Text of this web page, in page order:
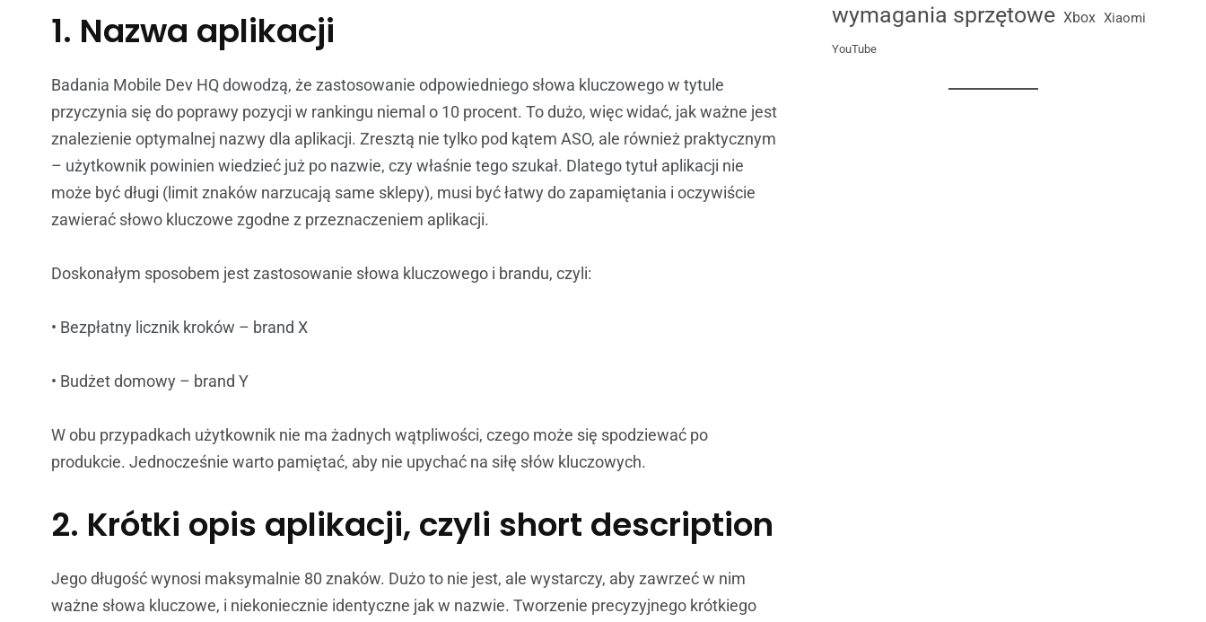
1. Nazwa aplikacji
Badania Mobile Dev HQ dowodzą, że zastosowanie odpowiedniego słowa kluczowego w tytule
przyczynia się do poprawy pozycji w rankingu niemal o 10 procent. To dużo, więc widać, jak ważne jest
znalezienie optymalnej nazwy dla aplikacji. Zresztą nie tylko pod kątem ASO, ale również praktycznym
– użytkownik powinien wiedzieć już po nazwie, czy właśnie tego szukał. Dlatego tytuł aplikacji nie
może być długi (limit znaków narzucają same sklepy), musi być łatwy do zapamiętania i oczywiście
zawierać słowo kluczowe zgodne z przeznaczeniem aplikacji.
Doskonałym sposobem jest zastosowanie słowa kluczowego i brandu, czyli:
• Bezpłatny licznik kroków – brand X
• Budżet domowy – brand Y
W obu przypadkach użytkownik nie ma żadnych wątpliwości, czego może się spodziewać po
produkcie. Jednocześnie warto pamiętać, aby nie upychać na siłę słów kluczowych.
2. Krótki opis aplikacji, czyli short description
Jego długość wynosi maksymalnie 80 znaków. Dużo to nie jest, ale wystarczy, aby zawrzeć w nim
ważne słowa kluczowe, i niekoniecznie identyczne jak w nazwie. Tworzenie precyzyjnego krótkiego
wymagania sprzętowe Xbox Xiaomi
YouTube